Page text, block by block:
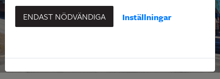
ENDAST NÖDVÄNDIGA Inställningar